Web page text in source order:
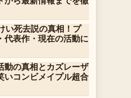
い死去説の真相！プ
代表作・現在の活動に
動の真相とカズレーザ
いコンビメイプル超合